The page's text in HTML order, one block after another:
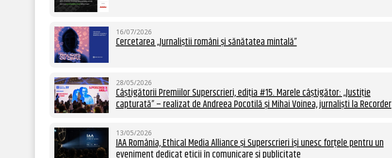
16/07/2026
Cercetarea „Jurnaliștii români și sănătatea mintală”
28/05/2026
Câștigătorii Premiilor Superscrieri, ediția #15. Marele câștigător: „Justiție
capturată” – realizat de Andreea Pocotilă și Mihai Voinea, jurnaliști la Recorder
13/05/2026
IAA România, Ethical Media Alliance și Superscrieri își unesc forțele pentru un